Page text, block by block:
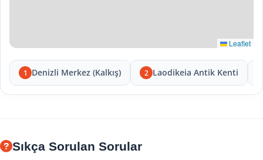
Leaflet
1 Denizli Merkez (Kalkış) 2 Laodikeia Antik Kenti
Sıkça Sorulan Sorular